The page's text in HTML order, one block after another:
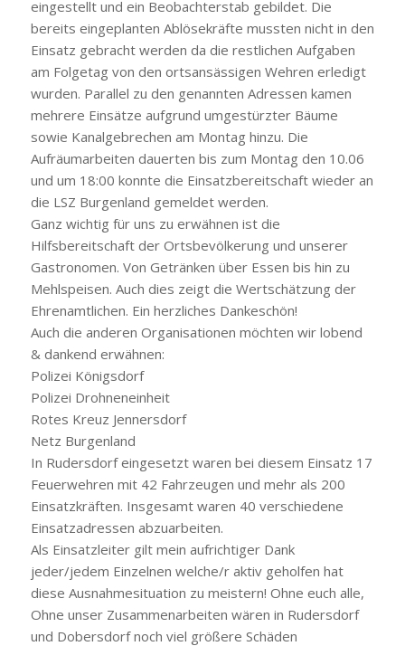
eingestellt und ein Beobachterstab gebildet. Die
bereits eingeplanten Ablösekräfte mussten nicht in den
Einsatz gebracht werden da die restlichen Aufgaben
am Folgetag von den ortsansässigen Wehren erledigt
wurden. Parallel zu den genannten Adressen kamen
mehrere Einsätze aufgrund umgestürzter Bäume
sowie Kanalgebrechen am Montag hinzu. Die
Aufräumarbeiten dauerten bis zum Montag den 10.06
und um 18:00 konnte die Einsatzbereitschaft wieder an
die LSZ Burgenland gemeldet werden.
Ganz wichtig für uns zu erwähnen ist die
Hilfsbereitschaft der Ortsbevölkerung und unserer
Gastronomen. Von Getränken über Essen bis hin zu
Mehlspeisen. Auch dies zeigt die Wertschätzung der
Ehrenamtlichen. Ein herzliches Dankeschön!
Auch die anderen Organisationen möchten wir lobend
& dankend erwähnen:
Polizei Königsdorf
Polizei Drohneneinheit
Rotes Kreuz Jennersdorf
Netz Burgenland
In Rudersdorf eingesetzt waren bei diesem Einsatz 17
Feuerwehren mit 42 Fahrzeugen und mehr als 200
Einsatzkräften. Insgesamt waren 40 verschiedene
Einsatzadressen abzuarbeiten.
Als Einsatzleiter gilt mein aufrichtiger Dank
jeder/jedem Einzelnen welche/r aktiv geholfen hat
diese Ausnahmesituation zu meistern! Ohne euch alle,
Ohne unser Zusammenarbeiten wären in Rudersdorf
und Dobersdorf noch viel größere Schäden